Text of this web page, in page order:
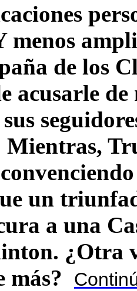
menos
de los
acusarle
Mientras,
un
a una
¿Otra
más?